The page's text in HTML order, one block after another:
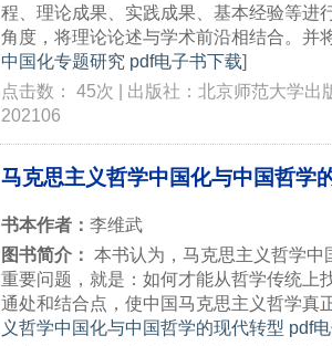
程、理论成果、实践成果、基本经验等进
角度，将理论论述与学术前沿相结合。并
中国化专题研究 pdf电子书下载]
点击数： 45次 | 出版社：北京师范大学
202106
马克思主义哲学中国化与中国哲学
书本作者： 李维武
图书简介： 本书认为，马克思主义哲学
重要问题，就是：如何才能从哲学传统上
通处和结合点，使中国马克思主义哲学真
义哲学中国化与中国哲学的现代转型 pdf